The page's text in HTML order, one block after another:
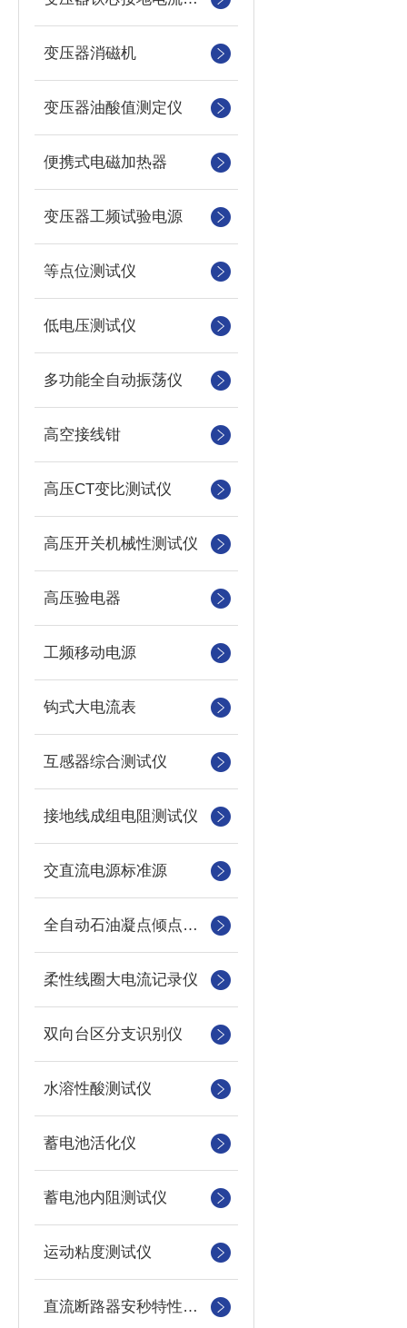
变压器消磁机
变压器油酸值测定仪
便携式电磁加热器
变压器工频试验电源
等点位测试仪
低电压测试仪
多功能全自动振荡仪
高空接线钳
高压CT变比测试仪
高压开关机械性测试仪
高压验电器
工频移动电源
钩式大电流表
互感器综合测试仪
接地线成组电阻测试仪
交直流电源标准源
全自动石油凝点倾点测定仪
柔性线圈大电流记录仪
双向台区分支识别仪
水溶性酸测试仪
蓄电池活化仪
蓄电池内阻测试仪
运动粘度测试仪
直流断路器安秒特性测试仪